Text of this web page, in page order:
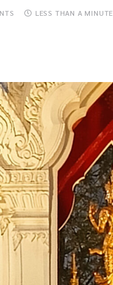
LESS THAN A MINUTE